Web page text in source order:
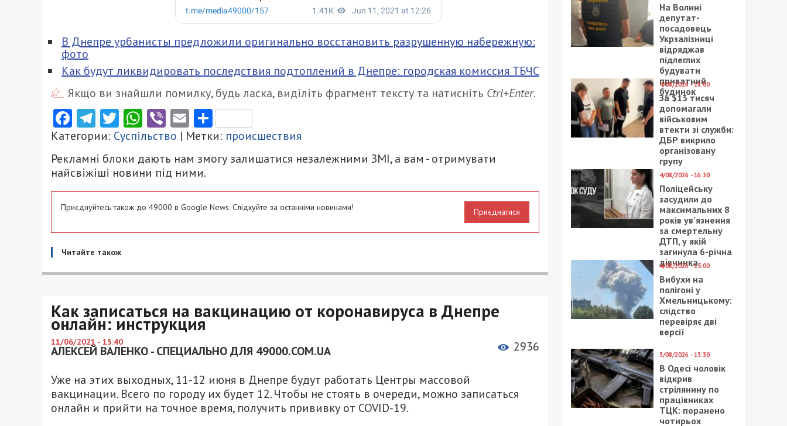
В Днепре урбанисты предложили оригинально восстановить разрушенную набережную:
фото
Как будут ликвидировать последствия подтоплений в Днепре: городская комиссия ТБЧС
Якщо ви знайшли помилку, будь ласка, виділіть фрагмент тексту та натисніть Ctrl+Enter.
Facebook
Telegram
Twitter
WhatsApp
ViberEmailПоділитися
Категории: Суспільство | Метки: происшествия
Рекламні блоки дають нам змогу залишатися незалежними ЗМІ, а вам - отримувати
найсвіжіші новини під ними.
Приєднуйтесь також до 49000 в Google News. Слідкуйте за останніми новинами! Приєднатися
Читайте також
Как записаться на вакцинацию от коронавируса в Днепре
онлайн: инструкция
11/06/2021 - 15:40
АЛЕКСЕЙ ВАЛЕНКО - СПЕЦИАЛЬНО ДЛЯ 49000.COM.UA 2936
Уже на этих выходных, 11-12 июня в Днепре будут работать Центры массовой
вакцинации. Всего по городу их будет 12. Чтобы не стоять в очереди, можно записаться
онлайн и прийти на точное время, получить прививку от COVID-19.
На Волині
депутат-
посадовець
Укрзалізниці
відряджав
підлеглих
будувати
приватний
будинок
4/08/2026 - 18:00
За $13 тисяч
допомагали
військовим
втекти зі служби:
ДБР викрило
організовану
групу
4/08/2026 - 16:30
Поліцейську
засудили до
максимальних 8
років ув’язнення
за смертельну
ДТП, у якій
загинула 6-річна
дівчинка
4/08/2026 - 15:00
Вибухи на
полігоні у
Хмельницькому:
слідство
перевіряє дві
версії
3/08/2026 - 13:30
В Одесі чоловік
відкрив
стрілянину по
працівниках
ТЦК: поранено
чотирьох